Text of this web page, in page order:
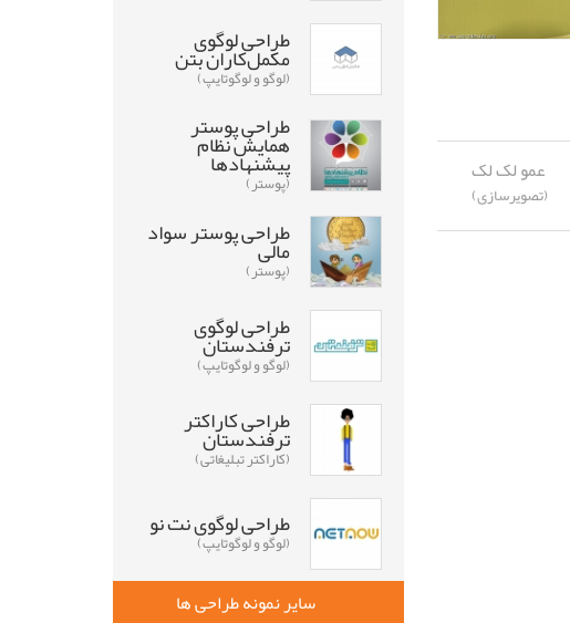
عمو لک لک
(تصویرسازی)
طراحی لوگوی
مکمل‌کاران بتن
(لوگو و لوگوتایپ)
طراحی پوستر
همایش نظام
پیشنهادها
(پوستر)
طراحی پوستر سواد
مالی
(پوستر)
طراحی لوگوی
ترفندستان
(لوگو و لوگوتایپ)
طراحی کاراکتر
ترفندستان
(کاراکتر تبلیغاتی)
طراحی لوگوی نت نو
(لوگو و لوگوتایپ)
سایر نمونه طراحی ها